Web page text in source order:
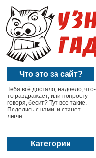
Что это за сайт?
Тебя всё достало, надоело, что-
то раздражает, или попросту
говоря, бесит? Тут все такие.
Поделись с нами, и станет
легче.
Категории